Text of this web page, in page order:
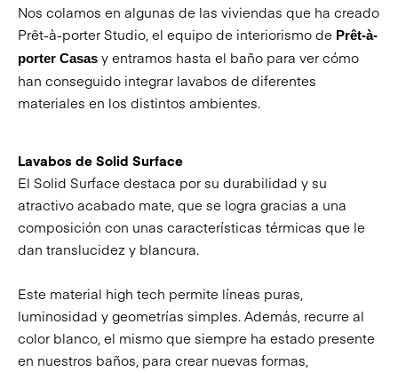
Nos colamos en algunas de las viviendas que ha creado
Prêt-à-porter Studio, el equipo de interiorismo de Prêt-à-
porter Casas y entramos hasta el baño para ver cómo
han conseguido integrar lavabos de diferentes
materiales en los distintos ambientes.
Lavabos de Solid Surface
El Solid Surface destaca por su durabilidad y su
atractivo acabado mate, que se logra gracias a una
composición con unas características térmicas que le
dan translucidez y blancura.
Este material high tech permite líneas puras,
luminosidad y geometrías simples. Además, recurre al
color blanco, el mismo que siempre ha estado presente
en nuestros baños, para crear nuevas formas,